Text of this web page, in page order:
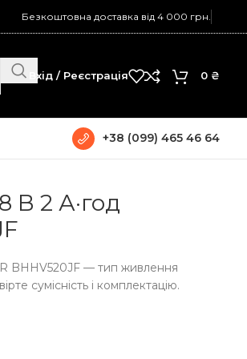
Безкоштовна доставка від 4 000 грн.
Вхід / Реєстрація 0 ₴
+38 (099) 465 46 64
В 2 А·год
BHHV520JF — тип живлення
сумісність і комплектацію.